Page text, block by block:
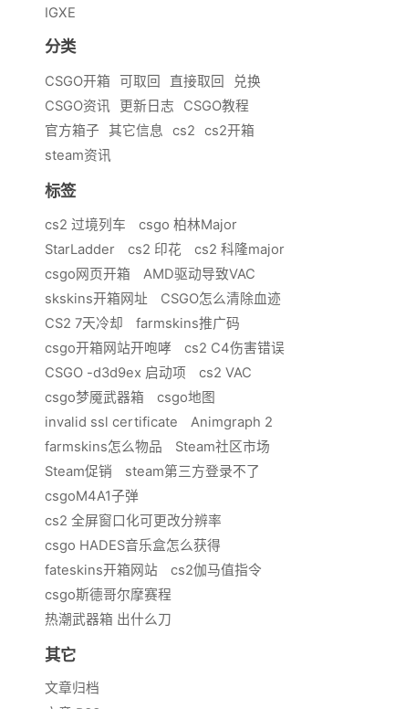
IGXE
分类
CSGO开箱 可取回 直接取回
兑换
CSGO资讯
更新日志
CSGO教程
官方箱子
其它信息 cs2
cs2开箱
steam资讯
标签
cs2 过境列车
csgo 柏林Major
StarLadder
cs2 印花
cs2 科隆major
csgo网页开箱
AMD驱动导致VAC
skskins开箱网址
CSGO怎么清除血迹
CS2 7天冷却
farmskins推广码
csgo开箱网站开咆哮
cs2 C4伤害错误
CSGO -d3d9ex 启动项
cs2 VAC
csgo梦魇武器箱
csgo地图
invalid ssl certificate
Animgraph 2
farmskins怎么物品
Steam社区市场
Steam促销
steam第三方登录不了
csgoM4A1子弹
cs2 全屏窗口化可更改分辨率
csgo HADES音乐盒怎么获得
fateskins开箱网站
cs2伽马值指令
csgo斯德哥尔摩赛程
热潮武器箱 出什么刀
其它
文章归档